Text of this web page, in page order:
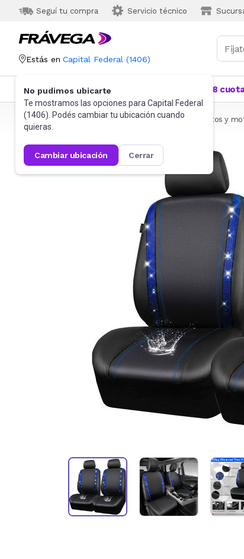
Seguí tu compra Servicio técnico
Estás en Capital Federal (1406)
No pudimos ubicarte
Te mostramos las opciones para Capital Federal
(1406). Podés cambiar tu ubicación cuando
quieras.
cambiar ubicación cerrar
Categorías Más Vendidos 18
Frávega Autos, Motos y Otros Accesorios para autos y